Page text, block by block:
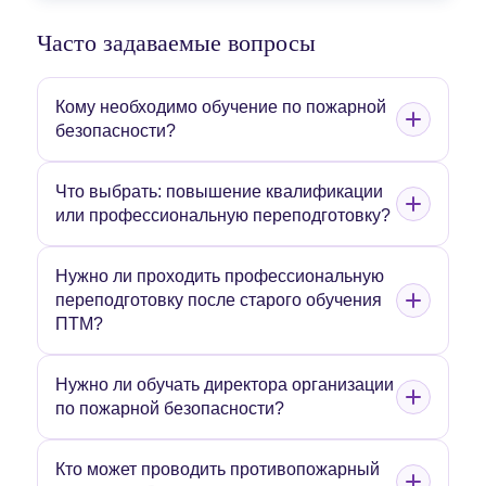
Часто задаваемые вопросы
Кому необходимо обучение по пожарной
безопасности?
Что выбрать: повышение квалификации
или профессиональную переподготовку?
Нужно ли проходить профессиональную
переподготовку после старого обучения
ПТМ?
Нужно ли обучать директора организации
по пожарной безопасности?
Кто может проводить противопожарный